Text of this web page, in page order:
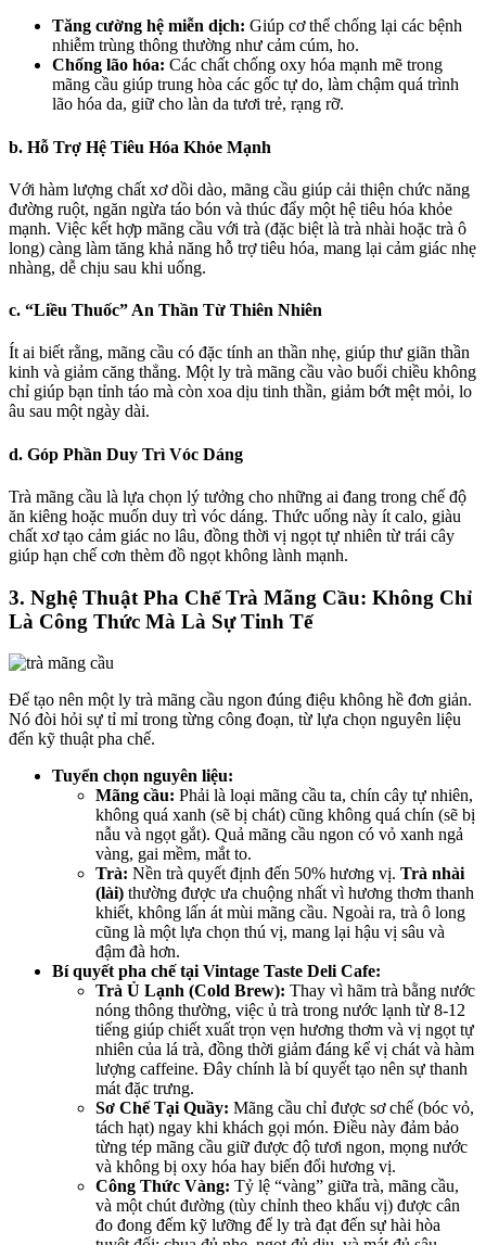
Tăng cường hệ miễn dịch: Giúp cơ thể chống lại các bệnh
nhiễm trùng thông thường như cảm cúm, ho.
Chống lão hóa: Các chất chống oxy hóa mạnh mẽ trong
mãng cầu giúp trung hòa các gốc tự do, làm chậm quá trình
lão hóa da, giữ cho làn da tươi trẻ, rạng rỡ.
b. Hỗ Trợ Hệ Tiêu Hóa Khỏe Mạnh
Với hàm lượng chất xơ dồi dào, mãng cầu giúp cải thiện chức năng
đường ruột, ngăn ngừa táo bón và thúc đẩy một hệ tiêu hóa khỏe
mạnh. Việc kết hợp mãng cầu với trà (đặc biệt là trà nhài hoặc trà ô
long) càng làm tăng khả năng hỗ trợ tiêu hóa, mang lại cảm giác nhẹ
nhàng, dễ chịu sau khi uống.
c. “Liều Thuốc” An Thần Từ Thiên Nhiên
Ít ai biết rằng, mãng cầu có đặc tính an thần nhẹ, giúp thư giãn thần
kinh và giảm căng thẳng. Một ly trà mãng cầu vào buổi chiều không
chỉ giúp bạn tỉnh táo mà còn xoa dịu tinh thần, giảm bớt mệt mỏi, lo
âu sau một ngày dài.
d. Góp Phần Duy Trì Vóc Dáng
Trà mãng cầu là lựa chọn lý tưởng cho những ai đang trong chế độ
ăn kiêng hoặc muốn duy trì vóc dáng. Thức uống này ít calo, giàu
chất xơ tạo cảm giác no lâu, đồng thời vị ngọt tự nhiên từ trái cây
giúp hạn chế cơn thèm đồ ngọt không lành mạnh.
3. Nghệ Thuật Pha Chế Trà Mãng Cầu: Không Chỉ
Là Công Thức Mà Là Sự Tinh Tế
Để tạo nên một ly trà mãng cầu ngon đúng điệu không hề đơn giản.
Nó đòi hỏi sự tỉ mỉ trong từng công đoạn, từ lựa chọn nguyên liệu
đến kỹ thuật pha chế.
Tuyển chọn nguyên liệu:
Mãng cầu: Phải là loại mãng cầu ta, chín cây tự nhiên,
không quá xanh (sẽ bị chát) cũng không quá chín (sẽ bị
nẫu và ngọt gắt). Quả mãng cầu ngon có vỏ xanh ngả
vàng, gai mềm, mắt to.
Trà: Nền trà quyết định đến 50% hương vị. Trà nhài
(lài) thường được ưa chuộng nhất vì hương thơm thanh
khiết, không lấn át mùi mãng cầu. Ngoài ra, trà ô long
cũng là một lựa chọn thú vị, mang lại hậu vị sâu và
đậm đà hơn.
Bí quyết pha chế tại Vintage Taste Deli Cafe:
Trà Ủ Lạnh (Cold Brew): Thay vì hãm trà bằng nước
nóng thông thường, việc ủ trà trong nước lạnh từ 8-12
tiếng giúp chiết xuất trọn vẹn hương thơm và vị ngọt tự
nhiên của lá trà, đồng thời giảm đáng kể vị chát và hàm
lượng caffeine. Đây chính là bí quyết tạo nên sự thanh
mát đặc trưng.
Sơ Chế Tại Quầy: Mãng cầu chỉ được sơ chế (bóc vỏ,
tách hạt) ngay khi khách gọi món. Điều này đảm bảo
từng tép mãng cầu giữ được độ tươi ngon, mọng nước
và không bị oxy hóa hay biến đổi hương vị.
Công Thức Vàng: Tỷ lệ “vàng” giữa trà, mãng cầu,
và một chút đường (tùy chỉnh theo khẩu vị) được cân
đo đong đếm kỹ lưỡng để ly trà đạt đến sự hài hòa